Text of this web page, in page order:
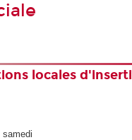
locales
samedi